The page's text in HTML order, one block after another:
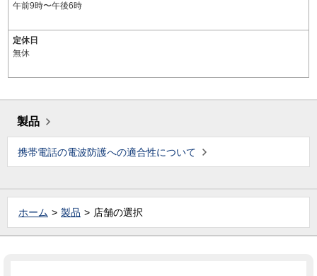
午前9時〜午後6時
定休日
無休
製品
携帯電話の電波防護への適合性について
ホーム 製品 店舗の選択